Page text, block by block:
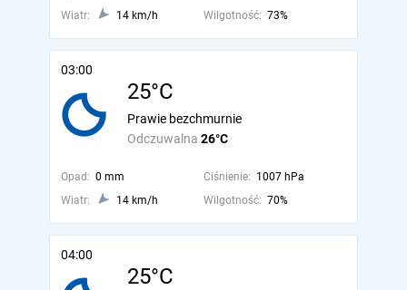
Wiatr:
14 km/h Wilgotność: 73%
03:00
25°C
Odczuwalna 26°C
Prawie bezchmurnie
Opad: 0 mm Ciśnienie: 1007 hPa
Wiatr:
14 km/h Wilgotność: 70%
04:00
25°C